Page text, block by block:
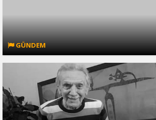
GÜNDEM